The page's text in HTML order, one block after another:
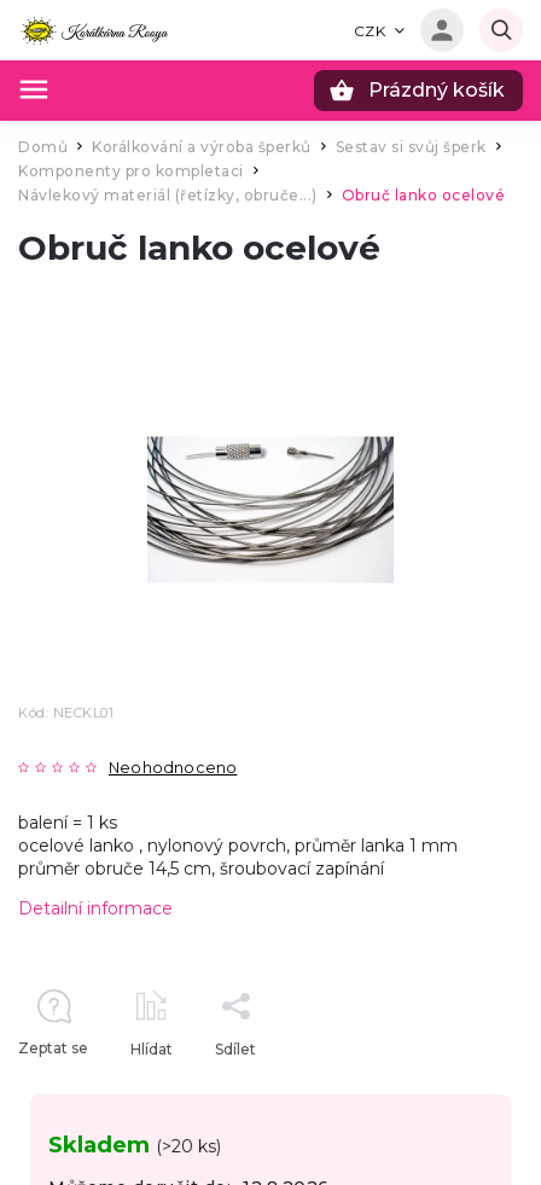
CZK
Prázdný košík
Domů / Korálkování a výroba šperků Sestav si svůj šperk
Komponenty pro kompletaci
Návlekový materiál (řetízky, obruče...)
Obruč lanko ocelové
Obruč lanko ocelové
Kód: NECKL01
Neohodnoceno
Skladem (>20 ks)
balení = 1 ks
ocelové lanko , nylonový povrch, průměr lanka 1 mm
průměr obruče 14,5 cm, šroubovací zapínání
Detailní informace
Zeptat se Hlídat Sdílet